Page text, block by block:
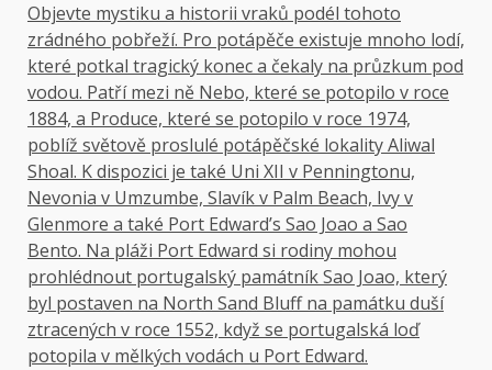
Objevte mystiku a historii vraků podél tohoto
zrádného pobřeží. Pro potápěče existuje mnoho lodí,
které potkal tragický konec a čekaly na průzkum pod
vodou. Patří mezi ně Nebo, které se potopilo v roce
1884, a Produce, které se potopilo v roce 1974,
poblíž světově proslulé potápěčské lokality Aliwal
Shoal. K dispozici je také Uni XII v Penningtonu,
Nevonia v Umzumbe, Slavík v Palm Beach, Ivy v
Glenmore a také Port Edward’s Sao Joao a Sao
Bento. Na pláži Port Edward si rodiny mohou
prohlédnout portugalský památník Sao Joao, který
byl postaven na North Sand Bluff na památku duší
ztracených v roce 1552, když se portugalská loď
potopila v mělkých vodách u Port Edward.